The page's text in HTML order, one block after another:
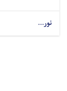
نور...